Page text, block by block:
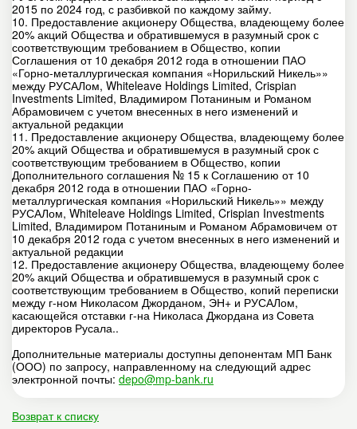
2015 по 2024 год, с разбивкой по каждому займу.
10. Предоставление акционеру Общества, владеющему более
20% акций Общества и обратившемуся в разумный срок с
соответствующим требованием в Общество, копии
Соглашения от 10 декабря 2012 года в отношении ПАО
«Горно-металлургическая компания «Норильский Никель»»
между РУСАЛом, Whiteleave Holdings Limited, Crispian
Investments Limited, Владимиром Потаниным и Романом
Абрамовичем с учетом внесенных в него изменений и
актуальной редакции
11. Предоставление акционеру Общества, владеющему более
20% акций Общества и обратившемуся в разумный срок с
соответствующим требованием в Общество, копии
Дополнительного соглашения № 15 к Соглашению от 10
декабря 2012 года в отношении ПАО «Горно-
металлургическая компания «Норильский Никель»» между
РУСАЛом, Whiteleave Holdings Limited, Crispian Investments
Limited, Владимиром Потаниным и Романом Абрамовичем от
10 декабря 2012 года с учетом внесенных в него изменений и
актуальной редакции
12. Предоставление акционеру Общества, владеющему более
20% акций Общества и обратившемуся в разумный срок с
соответствующим требованием в Общество, копий переписки
между г-ном Николасом Джорданом, ЭН+ и РУСАЛом,
касающейся отставки г-на Николаса Джордана из Совета
директоров Русала..
Дополнительные материалы доступны депонентам МП Банк
(ООО) по запросу, направленному на следующий адрес
электронной почты: depo@mp-bank.ru
Возврат к списку